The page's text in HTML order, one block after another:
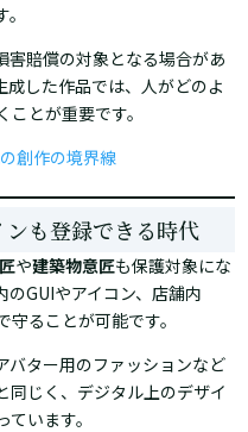
害賠償の対象となる場合があ
成した作品では、人がどのよ
とが重要です。
創作の境界線
も登録できる時代
や建築物意匠も保護対象にな
のGUIやアイコン、店舗内
ることが可能です。
バター用のファッションなど
同じく、デジタル上のデザイ
います。